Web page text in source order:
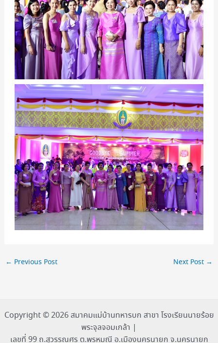
← Previous Post Next Post →
Copyright © 2026 สมาคมแม่บ้านทหารบก สาขา โรงเรียนนายร้อย
พระจุลจอมเกล้า |
เลขที่ 99 ถ.สุวรรณศร ต.พรหมณี อ.เมืองนครนายก จ.นครนายก